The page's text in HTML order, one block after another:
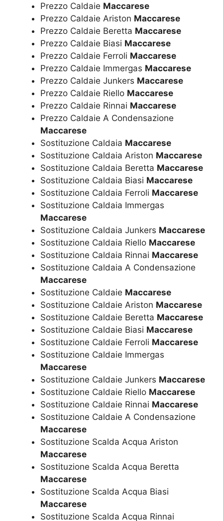
Prezzo Caldaie Maccarese
Prezzo Caldaie Ariston Maccarese
Prezzo Caldaie Beretta Maccarese
Prezzo Caldaie Biasi Maccarese
Prezzo Caldaie Ferroli Maccarese
Prezzo Caldaie Immergas Maccarese
Prezzo Caldaie Junkers Maccarese
Prezzo Caldaie Riello Maccarese
Prezzo Caldaie Rinnai Maccarese
Prezzo Caldaie A Condensazione
Maccarese
Sostituzione Caldaia Maccarese
Sostituzione Caldaia Ariston Maccarese
Sostituzione Caldaia Beretta Maccarese
Sostituzione Caldaia Biasi Maccarese
Sostituzione Caldaia Ferroli Maccarese
Sostituzione Caldaia Immergas
Maccarese
Sostituzione Caldaia Junkers Maccarese
Sostituzione Caldaia Riello Maccarese
Sostituzione Caldaia Rinnai Maccarese
Sostituzione Caldaia A Condensazione
Maccarese
Sostituzione Caldaie Maccarese
Sostituzione Caldaie Ariston Maccarese
Sostituzione Caldaie Beretta Maccarese
Sostituzione Caldaie Biasi Maccarese
Sostituzione Caldaie Ferroli Maccarese
Sostituzione Caldaie Immergas
Maccarese
Sostituzione Caldaie Junkers Maccarese
Sostituzione Caldaie Riello Maccarese
Sostituzione Caldaie Rinnai Maccarese
Sostituzione Caldaie A Condensazione
Maccarese
Sostituzione Scalda Acqua Ariston
Maccarese
Sostituzione Scalda Acqua Beretta
Maccarese
Sostituzione Scalda Acqua Biasi
Maccarese
Sostituzione Scalda Acqua Rinnai